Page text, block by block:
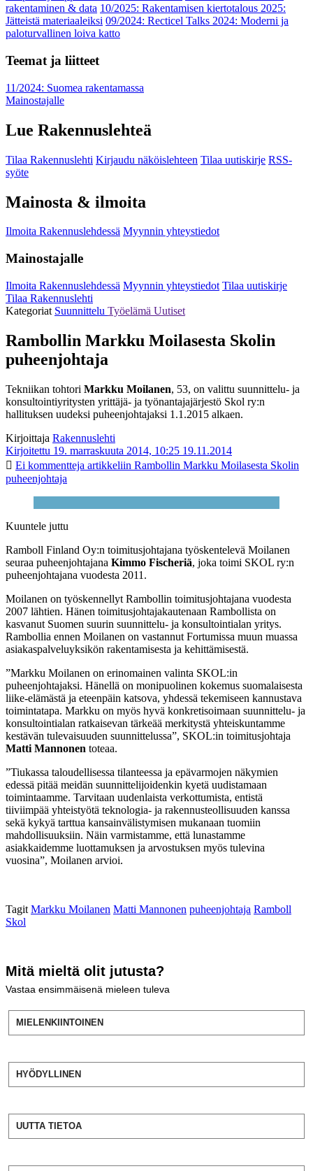
rakentaminen & data 10/2025: Rakentamisen kiertotalous 2025:
Jätteistä materiaaleiksi 09/2024: Recticel Talks 2024: Moderni ja
paloturvallinen loiva katto
Teemat ja liitteet
11/2024: Suomea rakentamassa
Mainostajalle
Lue Rakennuslehteä
Tilaa Rakennuslehti Kirjaudu näköislehteen Tilaa uutiskirje RSS-
syöte
Mainosta & ilmoita
Ilmoita Rakennuslehdessä Myynnin yhteystiedot
Mainostajalle
Ilmoita Rakennuslehdessä Myynnin yhteystiedot Tilaa uutiskirje
Tilaa Rakennuslehti
Kategoriat Suunnittelu Työelämä Uutiset
Rambollin Markku Moilasesta Skolin
puheenjohtaja
Tekniikan tohtori Markku Moilanen, 53, on valittu suunnittelu- ja
konsultointiyritysten yrittäjä- ja työnantajajärjestö Skol ry:n
hallituksen uudeksi puheenjohtajaksi 1.1.2015 alkaen.
Kirjoittaja Rakennuslehti
Kirjoitettu 19. marraskuuta 2014, 10:25 19.11.2014
Ei kommentteja artikkeliin Rambollin Markku Moilasesta Skolin
puheenjohtaja
Kuuntele juttu
Ramboll Finland Oy:n toimitusjohtajana työskentelevä Moilanen
seuraa puheenjohtajana Kimmo Fischeriä, joka toimi SKOL ry:n
puheenjohtajana vuodesta 2011.
Moilanen on työskennellyt Rambollin toimitusjohtajana vuodesta
2007 lähtien. Hänen toimitusjohtajakautenaan Rambollista on
kasvanut Suomen suurin suunnittelu- ja konsultointialan yritys.
Rambollia ennen Moilanen on vastannut Fortumissa muun muassa
asiakaspalveluyksikön rakentamisesta ja kehittämisestä.
”Markku Moilanen on erinomainen valinta SKOL:in
puheenjohtajaksi. Hänellä on monipuolinen kokemus suomalaisesta
liike-elämästä ja eteenpäin katsova, yhdessä tekemiseen kannustava
toimintatapa. Markku on myös hyvä konkretisoimaan suunnittelu- ja
konsultointialan ratkaisevan tärkeää merkitystä yhteiskuntamme
kestävän tulevaisuuden suunnittelussa”, SKOL:in toimitusjohtaja
Matti Mannonen toteaa.
”Tiukassa taloudellisessa tilanteessa ja epävarmojen näkymien
edessä pitää meidän suunnittelijoidenkin kyetä uudistamaan
toimintaamme. Tarvitaan uudenlaista verkottumista, entistä
tiiviimpää yhteistyötä teknologia- ja rakennusteollisuuden kanssa
sekä kykyä tarttua kansainvälistymisen mukanaan tuomiin
mahdollisuuksiin. Näin varmistamme, että lunastamme
asiakkaidemme luottamuksen ja arvostuksen myös tulevina
vuosina”, Moilanen arvioi.
Tagit Markku Moilanen Matti Mannonen puheenjohtaja Ramboll
Skol
Mitä mieltä olit jutusta?
Vastaa ensimmäisenä mieleen tuleva
MIELENKIINTOINEN
HYÖDYLLINEN
UUTTA TIETOA